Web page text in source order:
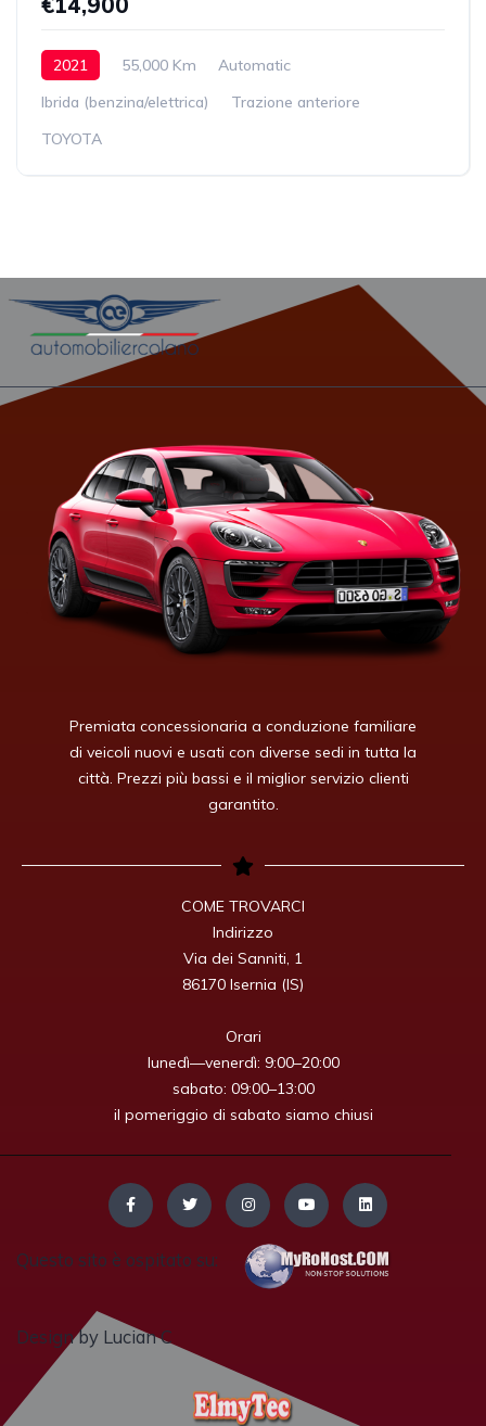
2021 55,000 Km
Automatic
Ibrida (benzina/elettrica)
Trazione anteriore
TOYOTA
Premiata concessionaria a conduzione familiare
di veicoli nuovi e usati con diverse sedi in tutta la
città. Prezzi più bassi e il miglior servizio clienti
garantito.
COME TROVARCI
Indirizzo
Via dei Sanniti, 1
86170 Isernia (IS)
Orari
lunedì—venerdì: 9:00–20:00
sabato: 09:00–13:00
il pomeriggio di sabato siamo chiusi
Questo sito è ospitato su:
Design by Lucian C